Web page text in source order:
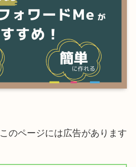
このページには広告があります